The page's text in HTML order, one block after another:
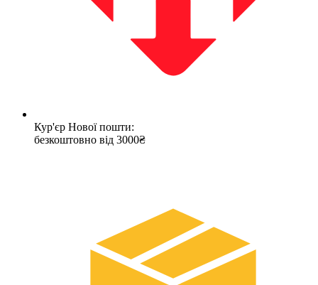
Кур'єр Нової пошти:
безкоштовно від 3000₴